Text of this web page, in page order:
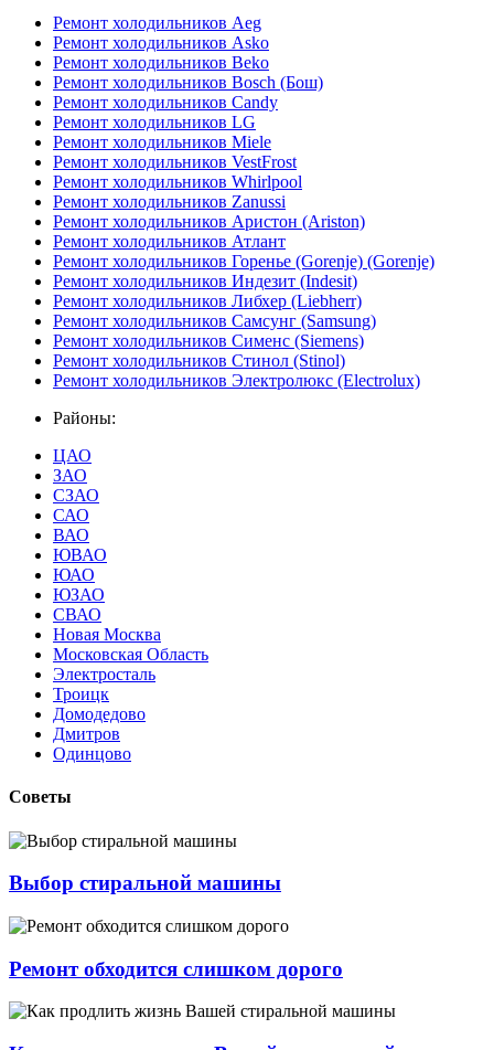
Ремонт холодильников Aeg
Ремонт холодильников Asko
Ремонт холодильников Beko
Ремонт холодильников Bosch (Бош)
Ремонт холодильников Candy
Ремонт холодильников LG
Ремонт холодильников Miele
Ремонт холодильников VestFrost
Ремонт холодильников Whirlpool
Ремонт холодильников Zanussi
Ремонт холодильников Аристон (Ariston)
Ремонт холодильников Атлант
Ремонт холодильников Горенье (Gorenje) (Gorenje)
Ремонт холодильников Индезит (Indesit)
Ремонт холодильников Либхер (Liebherr)
Ремонт холодильников Самсунг (Samsung)
Ремонт холодильников Сименс (Siemens)
Ремонт холодильников Стинол (Stinol)
Ремонт холодильников Электролюкс (Electrolux)
Районы:
ЦАО
ЗАО
СЗАО
САО
ВАО
ЮВАО
ЮАО
ЮЗАО
СВАО
Новая Москва
Московская Область
Электросталь
Троицк
Домодедово
Дмитров
Одинцово
Советы
Выбор стиральной машины
Ремонт обходится слишком дорого